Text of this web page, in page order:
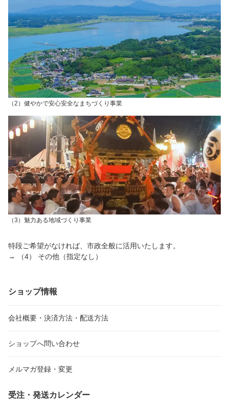
（2）健やかで安心安全なまちづくり事業
（3）魅力ある地域づくり事業
特段ご希望がなければ、市政全般に活用いたします。
→ （4） その他（指定なし）
ショップ情報
会社概要・決済方法・配送方法
ショップへ問い合わせ
メルマガ登録・変更
受注・発送カレンダー